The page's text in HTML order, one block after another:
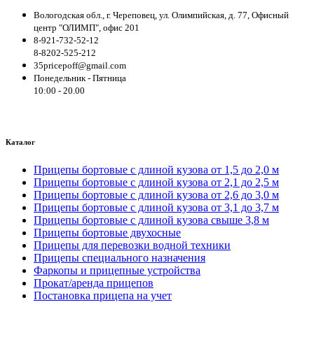
Вологодская обл., г. Череповец, ул. Олимпийская, д. 77, Офисный
центр "ОЛИМП", офис 201
8-921-732-52-12
8-8202-525-212
35pricepoff@gmail.com
Понедельник - Пятница
10:00 - 20.00
Каталог
Прицепы бортовые с длиной кузова от 1,5 до 2,0 м
Прицепы бортовые с длиной кузова от 2,1 до 2,5 м
Прицепы бортовые с длиной кузова от 2,6 до 3,0 м
Прицепы бортовые с длиной кузова от 3,1 до 3,7 м
Прицепы бортовые с длиной кузова свыше 3,8 м
Прицепы бортовые двухосные
Прицепы для перевозки водной техники
Прицепы специального назначения
Фаркопы и прицепные устройства
Прокат/аренда прицепов
Постановка прицепа на учет